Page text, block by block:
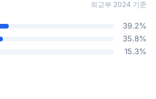
외교부 2024 기준
39.2%
35.8%
15.3%